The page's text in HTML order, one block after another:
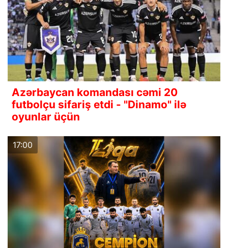
Azərbaycan komandası cəmi 20
futbolçu sifariş etdi - "Dinamo" ilə
oyunlar üçün
17:00